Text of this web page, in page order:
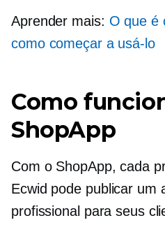
Aprender mais: O que é
como começar a usá-lo
Como
ShopApp
Com o ShopApp, cada
Ecwid pode publicar um
profissional para seus